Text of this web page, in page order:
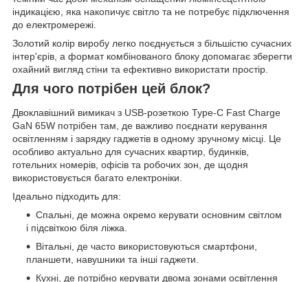
індикацією, яка накопичує світло та не потребує підключення
до електромережі.
Золотий колір виробу легко поєднується з більшістю сучасних
інтер'єрів, а формат комбінованого блоку допомагає зберегти
охайний вигляд стіни та ефективно використати простір.
Для чого потрібен цей блок?
Двоклавішний вимикач з USB-розеткою Type-C Fast Charge
GaN 65W потрібен там, де важливо поєднати керування
освітленням і зарядку гаджетів в одному зручному місці. Це
особливо актуально для сучасних квартир, будинків,
готельних номерів, офісів та робочих зон, де щодня
використовується багато електроніки.
Ідеально підходить для:
Спальні, де можна окремо керувати основним світлом
і підсвіткою біля ліжка.
Вітальні, де часто використовуються смартфони,
планшети, навушники та інші гаджети.
Кухні, де потрібно керувати двома зонами освітлення